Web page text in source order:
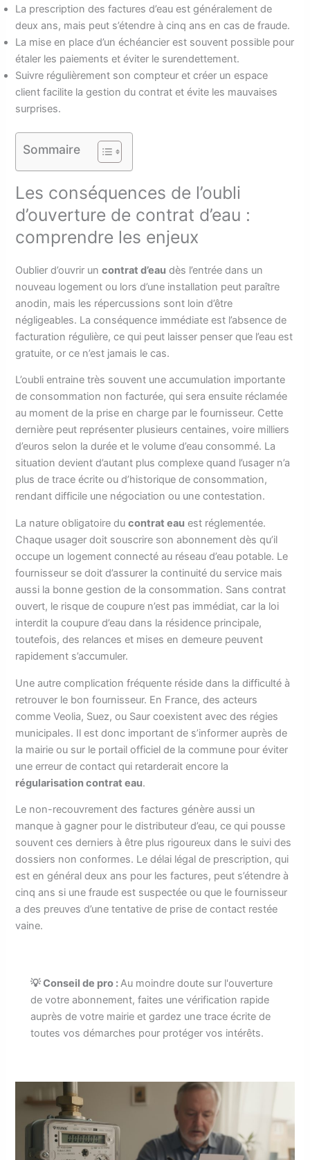
La prescription des factures d’eau est généralement de
deux ans, mais peut s’étendre à cinq ans en cas de fraude.
La mise en place d’un échéancier est souvent possible pour
étaler les paiements et éviter le surendettement.
Suivre régulièrement son compteur et créer un espace
client facilite la gestion du contrat et évite les mauvaises
surprises.
Sommaire
Les conséquences de l’oubli
d’ouverture de contrat d’eau :
comprendre les enjeux
Oublier d’ouvrir uncontrat d’eau dès l’entrée dans un
nouveau logement ou lors d’une installation peut paraître
anodin, mais les répercussions sont loin d’être
négligeables. La conséquence immédiate est l’absence de
facturation régulière, ce qui peut laisser penser que l’eau est
gratuite, or ce n’est jamais le cas.
L’oubli entraine très souvent une accumulation importante
de consommation non facturée, qui sera ensuite réclamée
au moment de la prise en charge par le fournisseur. Cette
dernière peut représenter plusieurs centaines, voire milliers
d’euros selon la durée et le volume d’eau consommé. La
situation devient d’autant plus complexe quand l’usager n’a
plus de trace écrite ou d’historique de consommation,
rendant difficile une négociation ou une contestation.
La nature obligatoire ducontrat eau est réglementée.
Chaque usager doit souscrire son abonnement dès qu’il
occupe un logement connecté au réseau d’eau potable. Le
fournisseur se doit d’assurer la continuité du service mais
aussi la bonne gestion de la consommation. Sans contrat
ouvert, le risque de coupure n’est pas immédiat, car la loi
interdit la coupure d’eau dans la résidence principale,
toutefois, des relances et mises en demeure peuvent
rapidement s’accumuler.
Une autre complication fréquente réside dans la difficulté à
retrouver le bon fournisseur. En France, des acteurs
comme Veolia, Suez, ou Saur coexistent avec des régies
municipales. Il est donc important de s’informer auprès de
la mairie ou sur le portail officiel de la commune pour éviter
une erreur de contact qui retarderait encore la
régularisation contrat eau.
Le non-recouvrement des factures génère aussi un
manque à gagner pour le distributeur d’eau, ce qui pousse
souvent ces derniers à être plus rigoureux dans le suivi des
dossiers non conformes. Le délai légal de prescription, qui
est en général deux ans pour les factures, peut s’étendre à
cinq ans si une fraude est suspectée ou que le fournisseur
a des preuves d’une tentative de prise de contact restée
vaine.
💡 Conseil de pro : Au moindre doute sur l'ouverture
de votre abonnement, faites une vérification rapide
auprès de votre mairie et gardez une trace écrite de
toutes vos démarches pour protéger vos intérêts.